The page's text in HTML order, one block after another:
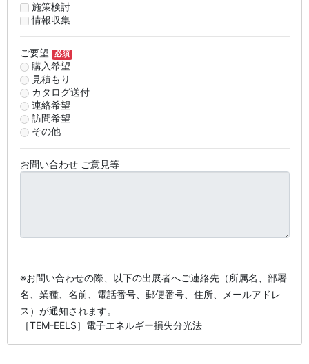
施策検討
情報収集
ご要望 必須
購入希望
見積もり
カタログ送付
連絡希望
訪問希望
その他
お問い合わせ ご意見等
※お問い合わせの際、以下の出展者へご連絡先（所属名、部署
名、業種、名前、電話番号、郵便番号、住所、メールアドレ
ス）が通知されます。
［TEM-EELS］電子エネルギー損失分光法